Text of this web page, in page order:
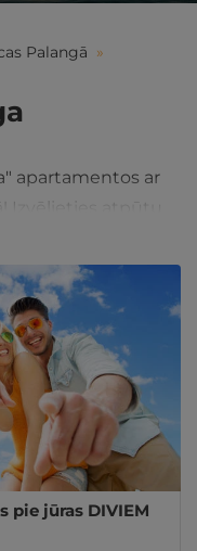
Palangā »
apartamentos ar
Izvēlieties atpūtu
pie jūras DIVIEM